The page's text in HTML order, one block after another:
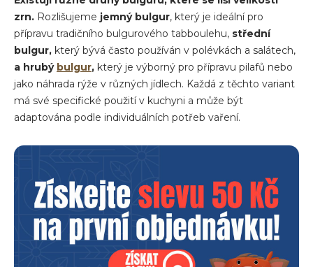
zrn. Rozlišujeme jemný bulgur, který je ideální pro
přípravu tradičního bulgurového tabboulehu, střední
bulgur, který bývá často používán v polévkách a salátech,
a hrubý bulgur, který je výborný pro přípravu pilafů nebo
jako náhrada rýže v různých jídlech. Každá z těchto variant
má své specifické použití v kuchyni a může být
adaptována podle individuálních potřeb vaření.